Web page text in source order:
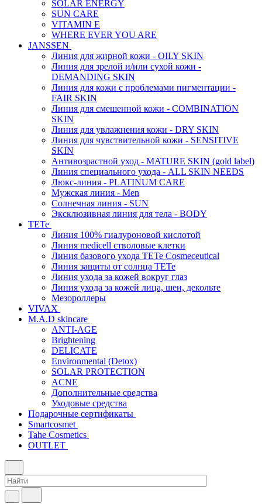
SOLAR ENERGY
SUN CARE
VITAMIN E
WHERE EVER YOU ARE
JANSSEN
Линия для жирной кожи - OILY SKIN
Линия для зрелой и/или сухой кожи -
DEMANDING SKIN
Линия для кожи с проблемами пигментации -
FAIR SKIN
Линия для смешенной кожи - COMBINATION
SKIN
Линия для увлажнения кожи - DRY SKIN
Линия для чувствительной кожи - SENSITIVE
SKIN
Антивозрастной уход - MATURE SKIN (gold label)
Линия специального ухода - ALL SKIN NEEDS
Люкс-линия - PLATINUM CARE
Мужская линия - Men
Солнечная линия - SUN
Эксклюзивная линия для тела - BODY
TETe
Линия 100% гиалуроновой кислотой
Линия medicell стволовые клетки
Линия базового ухода TETe Cosmeceutical
Линия защиты от солнца TETe
Линия ухода за кожей вокруг глаз
Линия ухода за кожей лица, шеи, декольте
Мезороллеры
VIVAX
M.A.D skincare
ANTI-AGE
Brightening
DELICATE
Environmental (Detox)
SOLAR PROTECTION
АCNE
Дополнительные средства
Уходовые средства
Подарочные сертификаты
Smartcosmet
Tahe Cosmetics
OUTLET